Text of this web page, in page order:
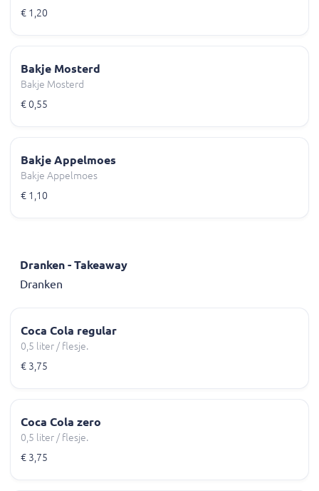
€ 1,20
Bakje Mosterd
Bakje Mosterd
€ 0,55
Bakje Appelmoes
Bakje Appelmoes
€ 1,10
Dranken - Takeaway
Dranken
Coca Cola regular
0,5 liter / flesje.
€ 3,75
Coca Cola zero
0,5 liter / flesje.
€ 3,75